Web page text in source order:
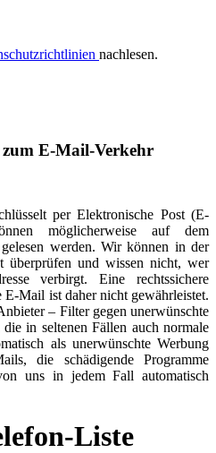
nachlesen.
E-Mail-Verkehr
per Elektronische Post (E-
möglicherweise auf dem
werden. Wir können in der
überprüfen und wissen nicht, wer
verbirgt. Eine rechtssichere
Mail ist daher nicht gewährleistet.
– Filter gegen unerwünschte
in seltenen Fällen auch normale
als unerwünschte Werbung
die schädigende Programme
uns in jedem Fall automatisch
Liste